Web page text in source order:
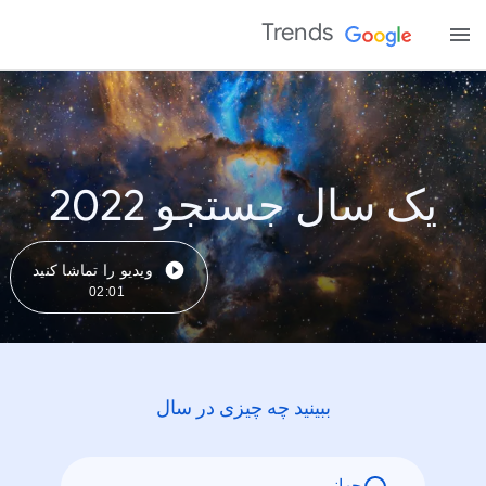
Trends
یک سال جستجو 2022
ویدیو را تماشا کنید
02:01
ببینید چه چیزی در سال